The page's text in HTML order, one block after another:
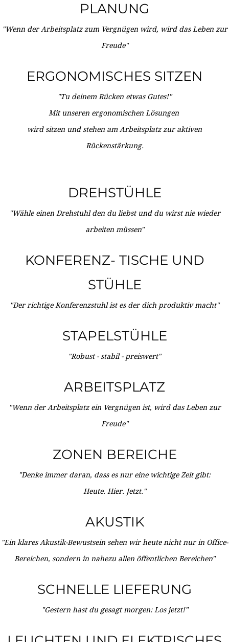
PLANUNG
"Wenn der Arbeitsplatz zum Vergnügen wird, wird das Leben zur
Freude"
ERGONOMISCHES SITZEN
"Tu deinem Rücken etwas Gutes!"
Mit unseren ergonomischen Lösungen
wird sitzen und stehen am Arbeitsplatz zur aktiven
Rückenstärkung.
DREHSTÜHLE
"Wähle einen Drehstuhl den du liebst und du wirst nie wieder
arbeiten müssen"
KONFERENZ- TISCHE UND
STÜHLE
"Der richtige Konferenzstuhl ist es der dich produktiv macht"
STAPELSTÜHLE
"Robust - stabil - preiswert"
ARBEITSPLATZ
"Wenn der Arbeitsplatz ein Vergnügen ist, wird das Leben zur
Freude"
ZONEN BEREICHE
"Denke immer daran, dass es nur eine wichtige Zeit gibt:
Heute. Hier. Jetzt."
AKUSTIK
"Ein klares Akustik-Bewustsein sehen wir heute nicht nur in Office-
Bereichen, sondern in nahezu allen öffentlichen Bereichen"
SCHNELLE LIEFERUNG
"Gestern hast du gesagt morgen: Los jetzt!"